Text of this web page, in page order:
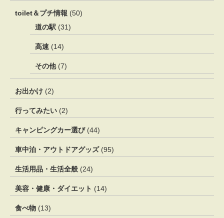
toilet＆プチ情報 (50)
道の駅 (31)
高速 (14)
その他(7)
お出かけ (2)
行ってみたい (2)
キャンピングカー選び(44)
車中泊・アウトドアグッズ(95)
生活用品・生活全般 (24)
美容・健康・ダイエット (14)
食べ物 (13)